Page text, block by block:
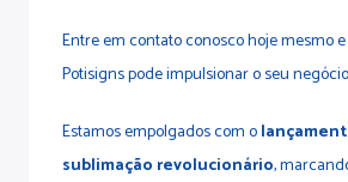
Entre em contato conosco hoje mesmo
Potisigns pode impulsionar o seu
Estamos empolgados com o
sublimação revolucionário,